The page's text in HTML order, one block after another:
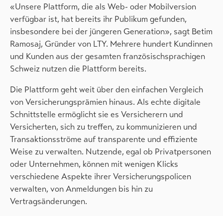
«Unsere Plattform, die als Web- oder Mobilversion
verfügbar ist, hat bereits ihr Publikum gefunden,
insbesondere bei der jüngeren Generation», sagt Betim
Ramosaj, Gründer von LTY. Mehrere hundert Kundinnen
und Kunden aus der gesamten französischsprachigen
Schweiz nutzen die Plattform bereits.
Die Plattform geht weit über den einfachen Vergleich
von Versicherungsprämien hinaus. Als echte digitale
Schnittstelle ermöglicht sie es Versicherern und
Versicherten, sich zu treffen, zu kommunizieren und
Transaktionsströme auf transparente und effiziente
Weise zu verwalten. Nutzende, egal ob Privatpersonen
oder Unternehmen, können mit wenigen Klicks
verschiedene Aspekte ihrer Versicherungspolicen
verwalten, von Anmeldungen bis hin zu
Vertragsänderungen.